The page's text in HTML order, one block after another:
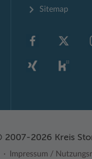
Sitemap
2007-2026 Kreis
Impressum /